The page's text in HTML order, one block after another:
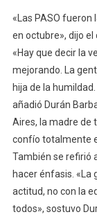
«Las PASO fueron
en octubre», dijo
«Hay que decir la
mejorando. La
hija de la
añadió Durán
Aires, la madre de
confío totalmente
También se refirió
hacer énfasis. «La
actitud, no con la
todos», sostuvo